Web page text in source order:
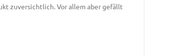
zuversichtlich. Vor allem aber gefällt